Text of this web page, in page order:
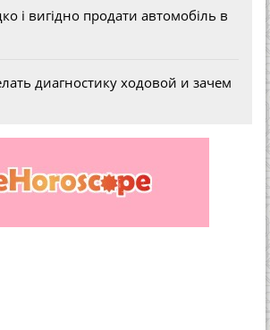
і вигідно продати автомобіль в
диагностику ходовой и зачем